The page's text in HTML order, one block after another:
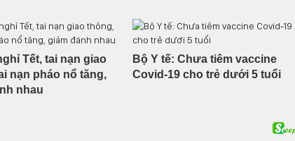
Tết, tai nạn giao
nạn pháo nổ tăng,
nhau
Bộ Y tế: Chưa tiêm vaccine
Covid-19 cho trẻ dưới 5 tuổi